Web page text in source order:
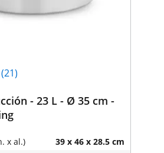
(21)
- 23 L - Ø 35 cm -
x al.) 39 x 46 x 28.5 cm